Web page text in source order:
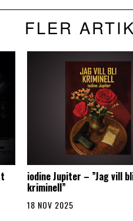
FLER
iodine Jupiter – ”Jag vill
kriminell”
18 NOV 2025